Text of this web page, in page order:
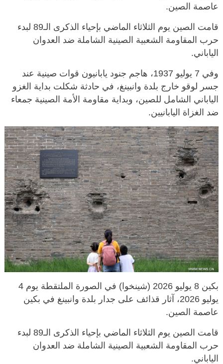
عاصمة الصين.
قامت الصين يوم الثلاثاء الماضي بإحياء الذكرى الـ89 لبدء
حرب المقاومة الشعبية الصينية الشاملة ضد العدوان
الياباني.
وفي 7 يوليو 1937، هاجم جنود يابانيون قوات صينية عند
جسر لوقو خارج بلدة وانبينغ، في حادثة شكلت بداية الغزو
الياباني الشامل للصين، وبداية مقاومة الأمة الصينية جمعاء
ضد الغزاة اليابانيين.
بكين 8 يوليو 2026 (شينخوا) في الصورة الملتقطة يوم 4
يوليو 2026، آثار قذائف على جدار بلدة وانبينغ في بكين
عاصمة الصين.
قامت الصين يوم الثلاثاء الماضي بإحياء الذكرى الـ89 لبدء
حرب المقاومة الشعبية الصينية الشاملة ضد العدوان
الياباني.